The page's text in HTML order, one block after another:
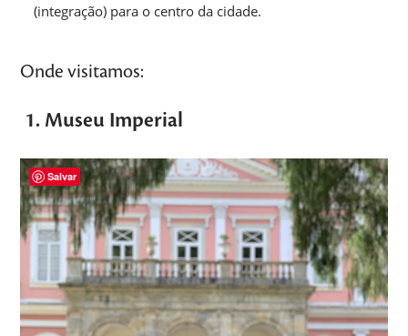
(integração) para o centro da cidade.
Onde visitamos:
1. Museu Imperial
Salvar